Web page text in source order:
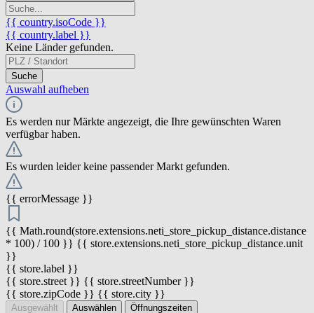
{{ country.isoCode }}
{{ country.label }}
Keine Länder gefunden.
Suche
Auswahl aufheben
Es werden nur Märkte angezeigt, die Ihre gewünschten Waren
verfügbar haben.
Es wurden leider keine passender Markt gefunden.
{{ errorMessage }}
{{ Math.round(store.extensions.neti_store_pickup_distance.distance
* 100) / 100 }} {{ store.extensions.neti_store_pickup_distance.unit
}}
{{ store.label }}
{{ store.street }} {{ store.streetNumber }}
{{ store.zipCode }} {{ store.city }}
Ausgewählt Auswählen Öffnungszeiten